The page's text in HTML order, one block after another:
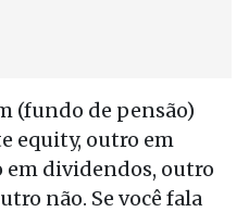
(fundo de pensão)
equity, outro em
dividendos, outro
não. Se você fala